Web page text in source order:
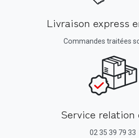
Livraison express
Commandes traitées
Service
02 35 39 79 33